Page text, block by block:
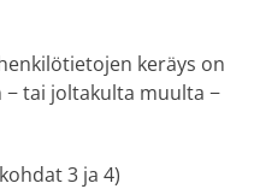
keräys on
− tai joltakulta muulta −
3 ja 4)